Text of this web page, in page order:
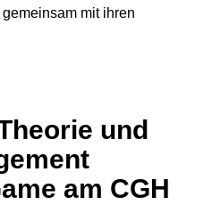
mit ihren
und
am CGH